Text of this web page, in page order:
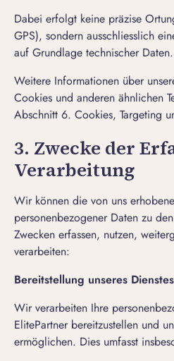
Dabei erfolgt keine präzise
GPS), sondern ausschliesslich
auf Grundlage technischer Daten.
Weitere Informationen über
Cookies und anderen ähnlichen
Abschnitt 6. Cookies, Targeting
3. Zwecke der
Verarbeitung
Wir können die von uns
personenbezogener Daten zu
Zwecken erfassen, nutzen,
verarbeiten:
Bereitstellung unseres
Wir verarbeiten Ihre
ElitePartner bereitzustellen und
ermöglichen. Dies umfasst